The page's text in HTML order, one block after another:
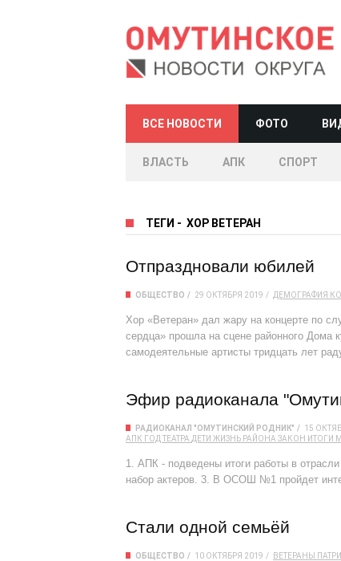
ВСЕ НОВОСТИ ФОТО
ВЛАСТЬ АПК СПОРТ
ТЕГИ - ХОР ВЕТЕРАН
Отпраздновали юбилей
ОБЩЕСТВО 29 ОКТЯБРЯ 2019 ДЕМОГРАФИЯ
Хор «Ветеран» дал жару на концерте по
сердца» прошла на сцене районного Дома
самодеятельные артисты тридцать лет
Эфир радиоканала
РАДИОКАНАЛ "ОМУТИНСКИЙ РОДНИК"
15
АПК ГОД ТЕАТРА ДЕТИ ЖИЗНЬ РАЙОНА ЗАКОН ИТОГИ
1. АПК - подведены итоги работы в
набор актеров. 3. В ОСОШ №1 пройдет
Стали одной семьёй
ОБЩЕСТВО 10 ОКТЯБРЯ 2019 ВЕТЕРАНЫ